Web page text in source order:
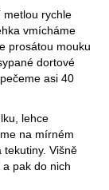
metlou rychle
vmícháme
prosátou mouku
dortové
asi 40
lehce
na mírném
Višně
pak do nich